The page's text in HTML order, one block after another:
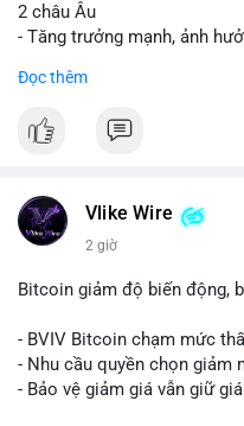
2 châu Âu
- Tăng trưởng mạnh, ảnh
#binancesquare
$btc
📰 Nguồn: Cointelegraph
Đọc thêm
Vlike Wire
2 giờ
Bitcoin giảm độ biến động,
- BVIV Bitcoin chạm mức
- Nhu cầu quyền chọn giảm
- Bảo vệ giảm giá vẫn giữ